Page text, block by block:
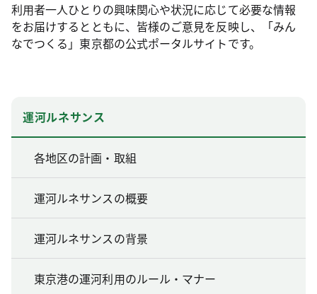
利用者一人ひとりの興味関心や状況に応じて必要な情報
をお届けするとともに、皆様のご意見を反映し、「みん
なでつくる」東京都の公式ポータルサイトです。
運河ルネサンス
各地区の計画・取組
運河ルネサンスの概要
運河ルネサンスの背景
東京港の運河利用のルール・マナー